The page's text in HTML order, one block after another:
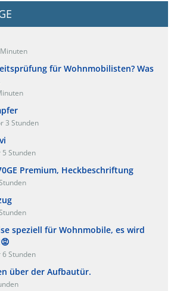
für Wohnmobilisten? Was
3 Stunden
5 Stunden
Premium, Heckbeschriftung
speziell für Wohnmobile, es wird
6 Stunden
über der Aufbautür.